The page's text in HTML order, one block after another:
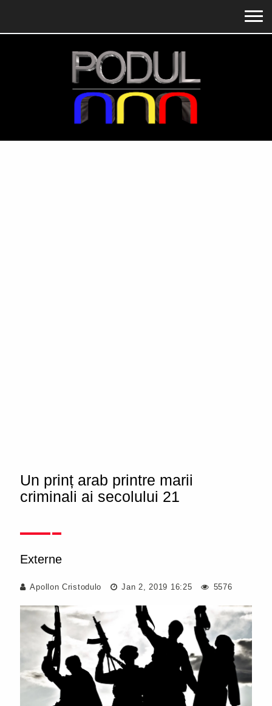
Un prinț arab printre marii
criminali ai secolului 21
Externe
Apollon Cristodulo Jan 2, 2019 16:25 5576